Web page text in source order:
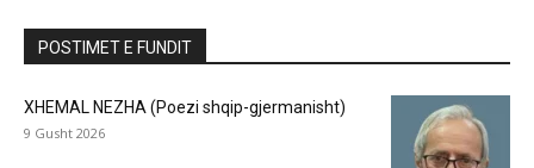
POSTIMET E FUNDIT
XHEMAL NEZHA (Poezi shqip-gjermanisht)
9 Gusht 2026